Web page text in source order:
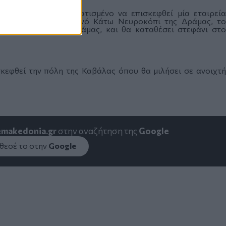
είναι προγραμματισμένο να επισκεφθεί μία εταιρεία
το ορεινό Κάτω Νευροκόπι της Δράμας, το
Συνεταιρισμών Δράμας, και θα καταθέσει στεφάνι στο
την πόλη της Καβάλας όπου θα μιλήσει σε ανοιχτή
στην αναζήτηση της Google
το στην Google